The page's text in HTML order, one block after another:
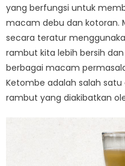
yang berfungsi untuk
macam debu dan kotoran.
secara teratur
rambut kita lebih bersih
berbagai macam
Ketombe adalah salah
rambut yang diakibatkan